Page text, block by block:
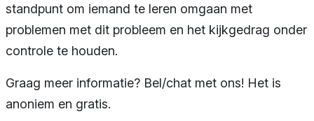
standpunt om iemand te leren omgaan met
problemen met dit probleem en het kijkgedrag onder
controle te houden.
Graag meer informatie? Bel/chat met ons! Het is
anoniem en gratis.